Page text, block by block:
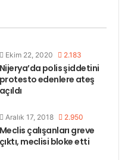
hizmetlerinin
firmalara devretmesi
gideceklerini duyurdu.
çevre sağlığı
kadar, özel
düğmeye basmıştı.
Ekim 22, 2020 2.183
Nijerya’da polis şiddetini
protesto edenlere ateş
açıldı
Aralık 17, 2018 2.950
Meclis çalışanları greve
çıktı, meclisi bloke etti